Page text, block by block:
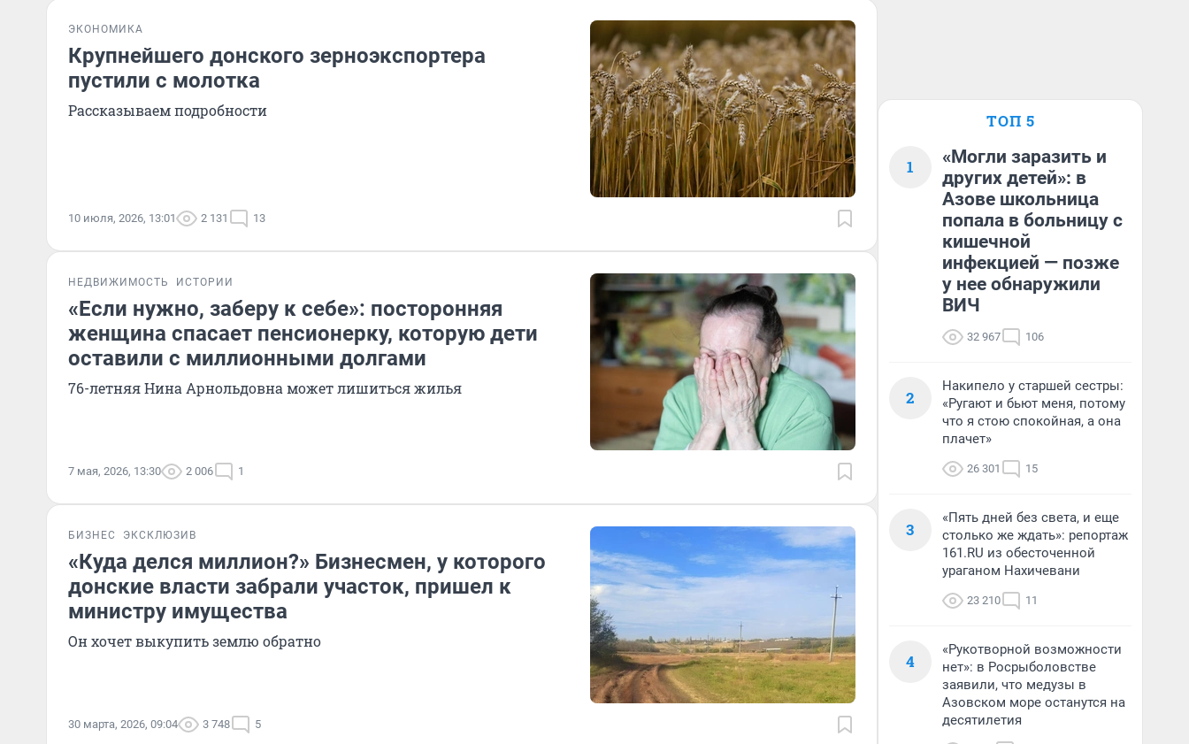
ЭКОНОМИКА
Крупнейшего донского зерноэкспортера
пустили с молотка
Рассказываем подробности
10 июля, 2026, 13:01 2 131 13
НЕДВИЖИМОСТЬ ИСТОРИИ
«Если нужно, заберу к себе»: посторонняя
женщина спасает пенсионерку, которую дети
оставили с миллионными долгами
76-летняя Нина Арнольдовна может лишиться жилья
7 мая, 2026, 13:30 2 006 1
БИЗНЕС ЭКСКЛЮЗИВ
«Куда делся миллион?» Бизнесмен, у которого
донские власти забрали участок, пришел к
министру имущества
Он хочет выкупить землю обратно
30 марта, 2026, 09:04 3 748 5
ТОП 5
1
«Могли заразить и
других детей»: в
Азове школьница
попала в больницу с
кишечной
инфекцией — позже
у нее обнаружили
ВИЧ
32 967 106
2
Накипело у старшей сестры:
«Ругают и бьют меня, потому
что я стою спокойная, а она
плачет»
26 301 15
3
«Пять дней без света, и еще
столько же ждать»: репортаж
161.RU из обесточенной
ураганом Нахичевани
23 210 11
4
«Рукотворной возможности
нет»: в Росрыболовстве
заявили, что медузы в
Азовском море останутся на
десятилетия